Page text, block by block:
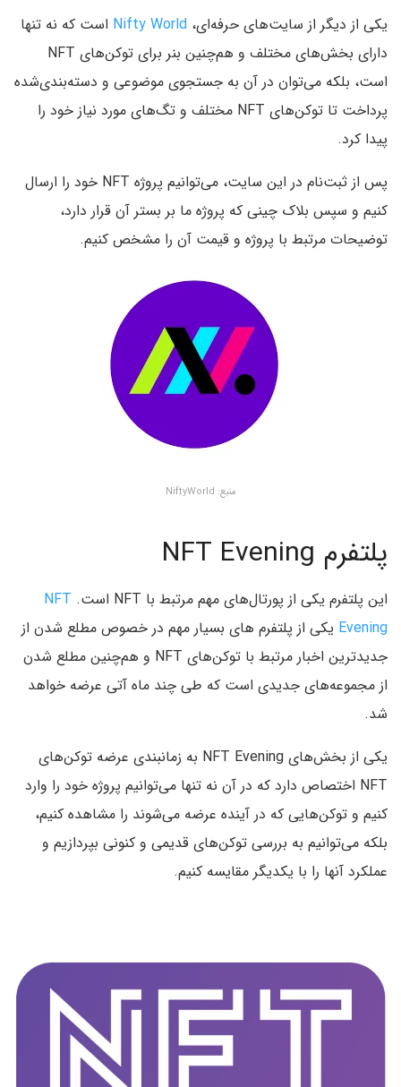
یکی از دیگر از سایت‌های حرفه‌ای، Nifty World است که نه تنها
دارای بخش‌های مختلف و هم‌چنین بنر برای توکن‌های NFT
است، بلکه می‌توان در آن به جستجوی موضوعی و دسته‌بندی‌شده
پرداخت تا توکن‌های NFT مختلف و تگ‌های مورد نیاز خود را
پیدا کرد.
پس از ثبت‌نام در این سایت، می‌توانیم پروژه NFT خود را ارسال
کنیم و سپس بلاک چینی که پروژه ما بر بستر آن قرار دارد،
توضیحات مرتبط با پروژه و قیمت آن را مشخص کنیم.
منبع: NiftyWorld
پلتفرم NFT Evening
این پلتفرم یکی از پورتال‌های مهم مرتبط با NFT است.
NFT
Evening یکی از پلتفرم های بسیار مهم در خصوص مطلع شدن از
جدیدترین اخبار مرتبط با توکن‌های NFT و هم‌چنین مطلع شدن
از مجموعه‌های جدیدی است که طی چند ماه آتی عرضه خواهد
شد.
یکی از بخش‌های NFT Evening به زمانبندی عرضه توکن‌های
NFT اختصاص دارد که در آن نه تنها می‌توانیم پروژه خود را وارد
کنیم و توکن‌هایی که در آینده عرضه می‌شوند را مشاهده کنیم،
بلکه می‌توانیم به بررسی توکن‌های قدیمی و کنونی بپردازیم و
عملکرد آنها را با یکدیگر مقایسه کنیم.